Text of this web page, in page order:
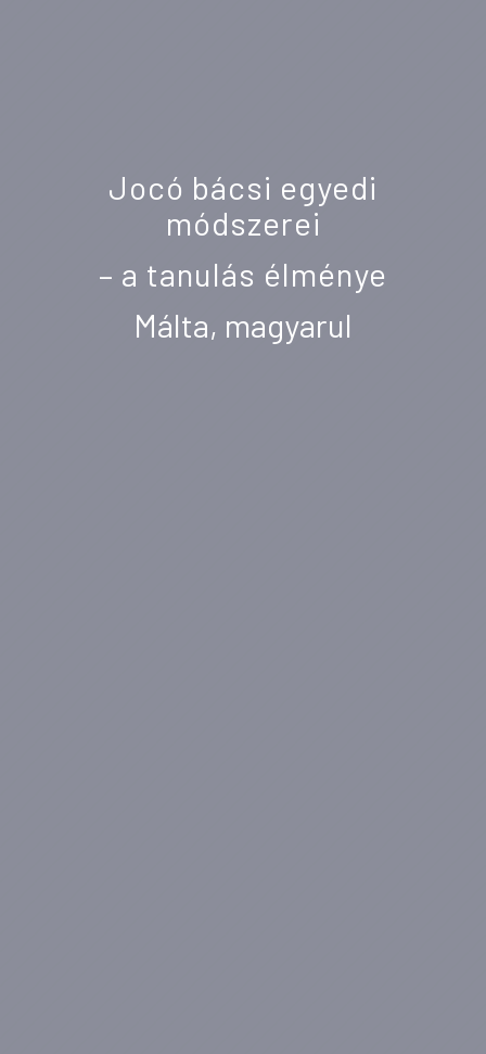
Jocó bácsi egyedi
módszerei
– a tanulás élménye
Málta, magyarul